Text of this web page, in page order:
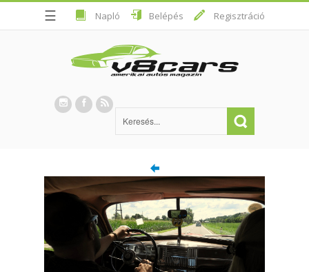
☰ Napló Belépés Regisztráció